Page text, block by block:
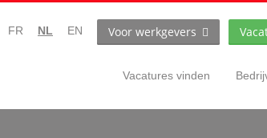
Vacatures vinden
FR NL EN Voor werkgevers